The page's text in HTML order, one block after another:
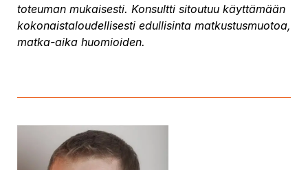
toteuman mukaisesti. Konsultti sitoutuu käyttämään
kokonaistaloudellisesti edullisinta matkustusmuotoa,
matka-aika huomioiden.